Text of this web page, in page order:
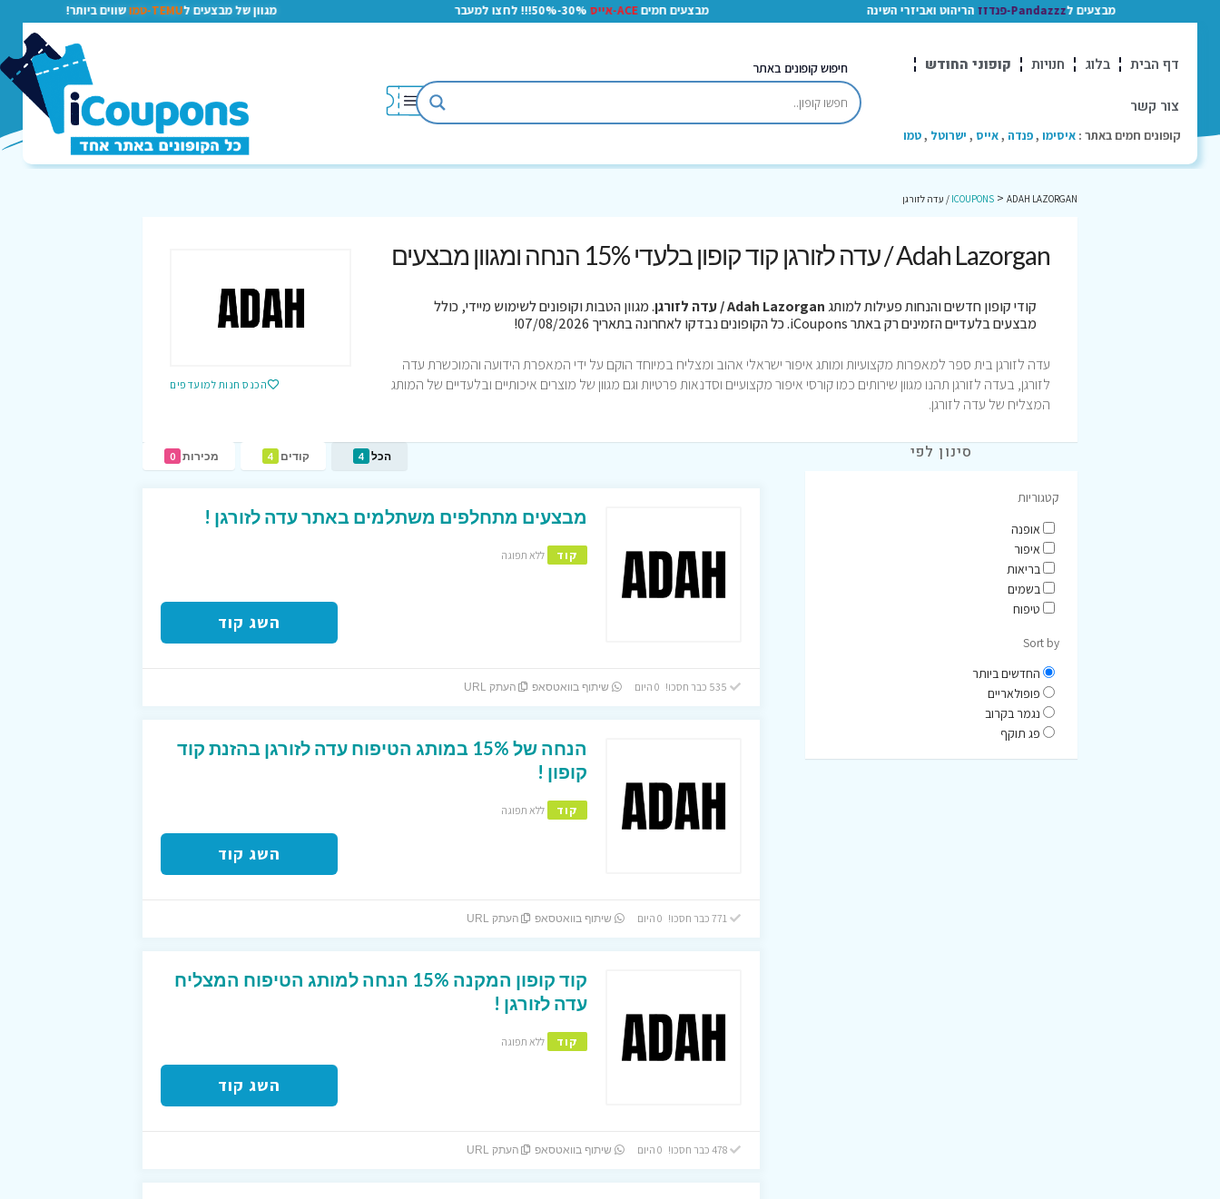
מבצעים לPandazzz-פנדזז הריהוט ואביזרי השינה מבצעים חמיםACE-אייס 30%-50%!!! לחצו למעבר מגוון של מבצעים לTEMU-טמו שווים ביותר!
דף הבית בלוג חנויות קופוני החודש
צור קשר
קופונים חמים באתר : איסימו ,פנדה ,אייס , ישרוטל ,טמו
חיפוש קופונים באתר
ICOUPONS > ADAH LAZORGAN / עדה לזורגן
הכנס חנות למועדפים
Adah Lazorgan / עדה לזורגן קוד קופון בלעדי 15% הנחה ומגוון מבצעים
קודי קופון חדשים והנחות פעילות למותגAdah Lazorgan / עדה לזורגן
. מגוון הטבות וקופונים לשימוש מיידי, כולל
מבצעים בלעדיים הזמינים רק באתר iCoupons. כל הקופונים נבדקו לאחרונה בתאריך 07/08/2026!
עדה לזורגן בית ספר למאפרות מקצועיות ומותג איפור ישראלי אהוב ומצליח במיוחד הוקם על ידי המאפרת הידועה והמוכשרת עדה
לזורגן, בעדה לזורגן תהנו מגוון שירותים כמו קורסי איפור מקצועיים וסדנאות פרטיות וגם מגוון של מוצרים איכותיים ובלעדיים של המותג
המצליח של עדה לזורגן.
הכל 4 קודים 4 מכירות 0
מבצעים מתחלפים משתלמים באתר עדה לזורגן !
קוד ללא תפוגה
השג קוד
שיתוף בוואטסאפ העתק URL
הנחה של 15% במותג הטיפוח עדה לזורגן בהזנת קוד
קופון !
קוד ללא תפוגה
השג קוד
771 כבר חסכו! 0 היום שיתוף בוואטסאפ העתק URL
קוד קופון המקנה 15% הנחה למותג הטיפוח המצליח
עדה לזורגן !
קוד ללא תפוגה
השג קוד
478 כבר חסכו! 0 היום שיתוף בוואטסאפ העתק URL
סינון לפי
קטגוריות
אופנה
איפור
בריאות
בשמים
טיפוח
Sort by
החדשים ביותר
פופולאריים
נגמר בקרוב
פג תוקף